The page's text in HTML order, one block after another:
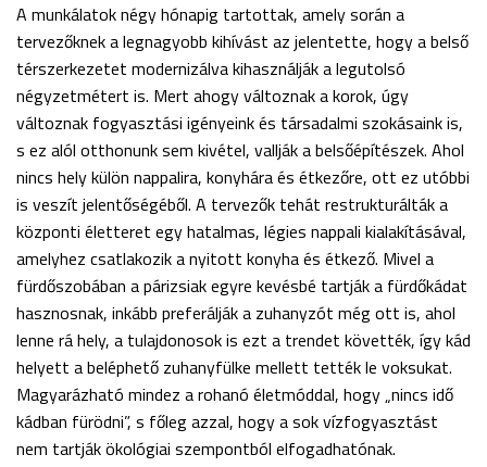
A munkálatok négy hónapig tartottak, amely során a
tervezőknek a legnagyobb kihívást az jelentette, hogy a belső
térszerkezetet modernizálva kihasználják a legutolsó
négyzetmétert is. Mert ahogy változnak a korok, úgy
változnak fogyasztási igényeink és társadalmi szokásaink is,
s ez alól otthonunk sem kivétel, vallják a belsőépítészek. Ahol
nincs hely külön nappalira, konyhára és étkezőre, ott ez utóbbi
is veszít jelentőségéből. A tervezők tehát restrukturálták a
központi életteret egy hatalmas, légies nappali kialakításával,
amelyhez csatlakozik a nyitott konyha és étkező. Mivel a
fürdőszobában a párizsiak egyre kevésbé tartják a fürdőkádat
hasznosnak, inkább preferálják a zuhanyzót még ott is, ahol
lenne rá hely, a tulajdonosok is ezt a trendet követték, így kád
helyett a beléphető zuhanyfülke mellett tették le voksukat.
Magyarázható mindez a rohanó életmóddal, hogy „nincs idő
kádban fürödni”, s főleg azzal, hogy a sok vízfogyasztást
nem tartják ökológiai szempontból elfogadhatónak.